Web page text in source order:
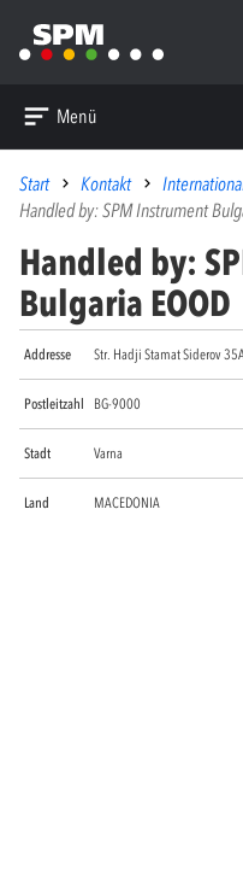
Menü
Start Kontakt
Handled by: SPM Instrument
Handled by:
Bulgaria EOOD
Addresse Str. Hadji Stamat Siderov
Postleitzahl BG-9000
Stadt Varna
Land MACEDONIA